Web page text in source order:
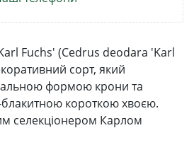
Fuchs' (Cedrus deodara 'Karl
сорт, який
формою крони та
блакитною короткою хвоєю.
селекціонером Карлом